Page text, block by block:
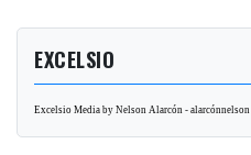
EXCELSIO
Excelsio Media by Nelson Alarcón - alarcónnelson